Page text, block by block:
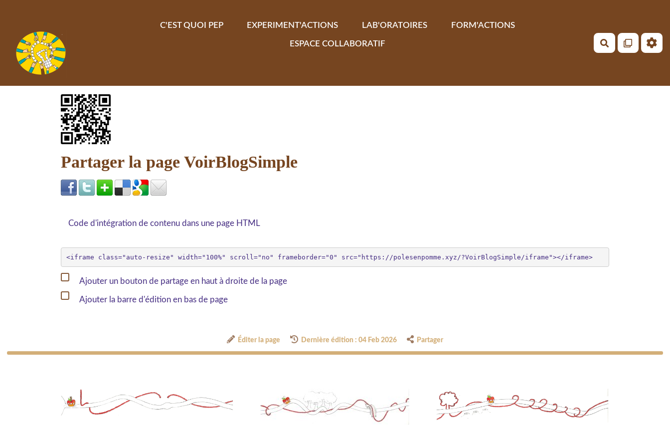
C'EST QUOI PEP
EXPERIMENT'ACTIONS LAB'ORATOIRES FORM'ACTIONS
ESPACE COLLABORATIF Rechercher
Partager la page VoirBlogSimple
Code d'intégration de contenu dans une page HTML
<iframe class="auto-resize" width="100%" scroll="no" frameborder="0" src="https://polesenpomme.xyz/?VoirBlogSimple/iframe"></iframe>
Ajouter un bouton de partage en haut à droite de la page
Ajouter la barre d'édition en bas de page
Éditer la page Dernière édition : 04 Feb 2026 Partager